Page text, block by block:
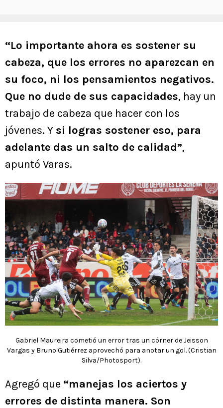
“Lo importante ahora es sostener su
cabeza, que los errores no aparezcan en
su foco, ni los pensamientos negativos.
Que no dude de sus capacidades, hay un
trabajo de cabeza que hacer con los
jóvenes. Y si logras sostener eso, para
adelante das un salto de calidad”,
apuntó Varas.
Gabriel Maureira cometió un error tras un córner de Jeisson
Vargas y Bruno Gutiérrez aprovechó para anotar un gol. (Cristian
Silva/Photosport).
Agregó que “manejas los aciertos y
errores de distinta manera. Son